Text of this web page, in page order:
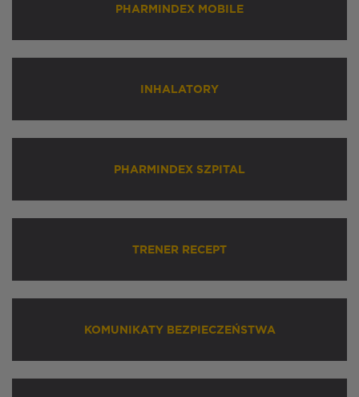
PHARMINDEX MOBILE
INHALATORY
PHARMINDEX SZPITAL
TRENER RECEPT
KOMUNIKATY BEZPIECZEŃSTWA